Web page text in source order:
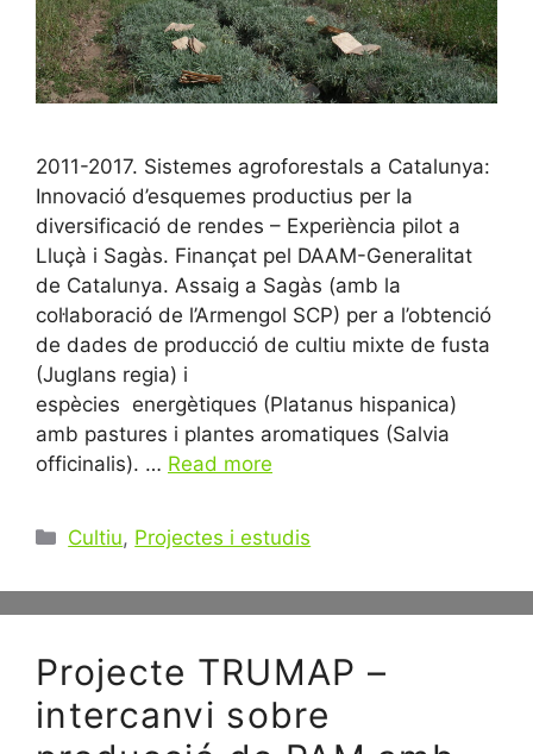
2011-2017. Sistemes agroforestals a Catalunya:
Innovació d’esquemes productius per la
diversificació de rendes – Experiència pilot a
Lluçà i Sagàs. Finançat pel DAAM-Generalitat
de Catalunya. Assaig a Sagàs (amb la
col·laboració de l’Armengol SCP) per a l’obtenció
de dades de producció de cultiu mixte de fusta
(Juglans regia) i
espècies energètiques (Platanus hispanica)
amb pastures i plantes aromatiques (Salvia
officinalis). … Read more
Categories
Cultiu, Projectes i estudis
Projecte TRUMAP –
intercanvi sobre